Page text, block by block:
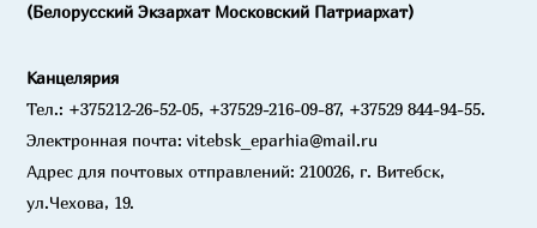
(Белорусский Экзархат Московский Патриархат)
Канцелярия
Тел.: +375212-26-52-05, +37529-216-09-87, +37529 844-94-55.
Электронная почта: vitebsk_eparhia@mail.ru
Адрес для почтовых отправлений: 210026, г. Витебск,
ул.Чехова, 19.